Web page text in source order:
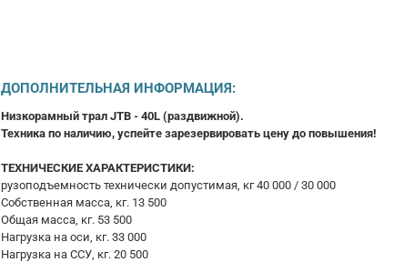
ДОПОЛНИТЕЛЬНАЯ ИНФОРМАЦИЯ:
Низкорамный трал JTB - 40L (раздвижной).
Техника по наличию, успейте зарезервировать цену до повышения!
ТЕХНИЧЕСКИЕ ХАРАКТЕРИСТИКИ:
рузоподъемность технически допустимая, кг 40 000 / 30 000
Собственная масса, кг. 13 500
Общая масса, кг. 53 500
Нагрузка на оси, кг. 33 000
Нагрузка на ССУ, кг. 20 500